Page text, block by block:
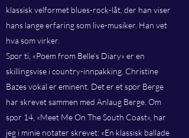
klassisk velformet blues-rock-låt, der han viser
hans lange erfaring som live-musiker. Han vet
hva som virker.
Spor ti, «Poem from Belle’s Diary» er en
skillingsvise i country-innpakking. Christine
Bazes vokal er eminent. Det er et spor Berge
har skrevet sammen med Anlaug Berge. Om
spor 14, «Meet Me On The South Coast», har
jeg i minie notater skrevet: «En klassisk ballade